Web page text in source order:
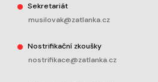
Sekretariát
musilovak@zatlanka.cz
Nostrifikační zkoušky
nostrifikace@zatlanka.cz